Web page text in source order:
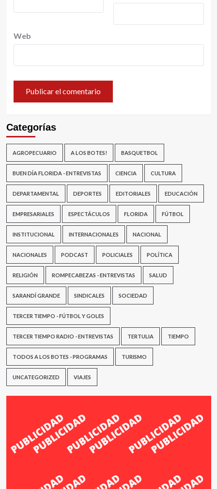
Web
Categorías
AGROPECUARIO A LOS BOTES! BASQUETBOL
BUEN DÍA FLORIDA - ENTREVISTAS CIENCIA CULTURA
DEPARTAMENTAL DEPORTES EDITORIALES EDUCACIÓN
EMPRESARIALES ESPECTÁCULOS FLORIDA FÚTBOL
INSTITUCIONAL INTERNACIONALES NACIONAL
NACIONALES PODCAST POLICIALES POLÍTICA
RELIGIÓN ROMPECABEZAS - ENTREVISTAS SALUD
SARANDÍ GRANDE SINDICALES SOCIEDAD
TERCER TIEMPO - FÚTBOL Y GOLES
TERCER TIEMPO RADIO - ENTREVISTAS TERTULIA TIEMPO
TODOS A LOS BOTES - PROGRAMAS TURISMO
UNCATEGORIZED VIAJES